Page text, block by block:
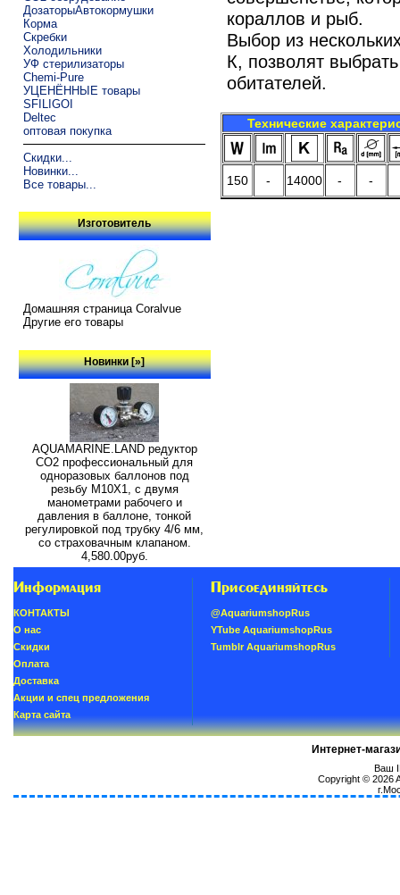
ДозаторыАвтокормушки
Корма
Скребки
Холодильники
УФ стерилизаторы
Chemi-Pure
УЦЕНЁННЫЕ товары
SFILIGOI
Deltec
оптовая покупка
Скидки...
Новинки...
Все товары...
Изготовитель
Домашняя страница Coralvue
Другие его товары
Новинки [»]
AQUAMARINE.LAND редуктор
СО2 профессиональный для
одноразовых баллонов под
резьбу M10X1, с двумя
манометрами рабочего и
давления в баллоне, тонкой
регулировкой под трубку 4/6 мм,
со страховачным клапаном.
4,580.00руб.
кораллов и рыб.
Выбор из
К, позволят
обитателей.
Технические
150 - 14000 - -
Информация
КОНТАКТЫ
О нас
Скидки
Oплатa
Доставка
Акции и спец предложения
Карта сайта
Присоединяйтесь
@AquariumshopRus
YTube AquariumshopRus
Tumblr AquariumshopRus
Интернет-
Ваш
Copyright © 2026